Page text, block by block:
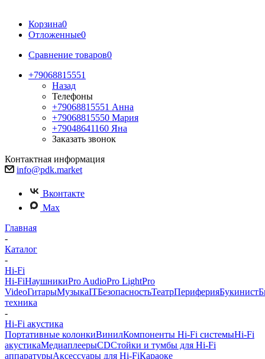
Корзина0
Отложенные0
Сравнение товаров0
+79068815551
Назад
Телефоны
+79068815551 Анна
+79068815550 Мария
+79048641160 Яна
Заказать звонок
Контактная информация
info@pdk.market
Вконтакте
Max
Главная
-
Каталог
-
Hi-Fi
Hi-FiНаушникиPro AudioPro LightPro
VideoГитарыМузыкаITБезопасностьТеатрПериферияБукинист
техника
-
Hi-Fi акустика
Портативные колонкиВинилКомпоненты Hi-Fi системыHi-Fi
акустикаМедиаплеерыCDСтойки и тумбы для Hi-Fi
аппаратурыАксессуары для Hi-FiКараоке